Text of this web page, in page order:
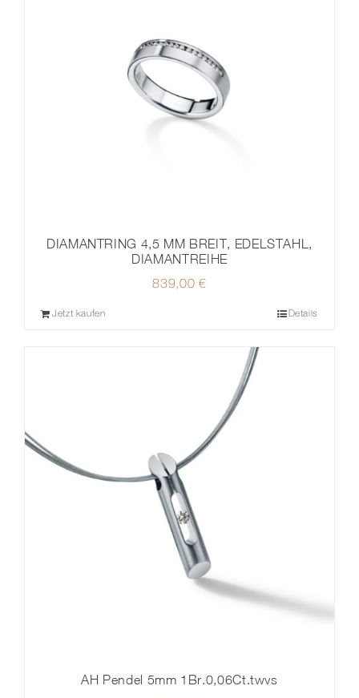
DIAMANTRING 4,5 MM BREIT, EDELSTAHL,
DIAMANTREIHE
839,00 €
Jetzt kaufen Details
AH Pendel 5mm 1Br.0,06Ct.twvs